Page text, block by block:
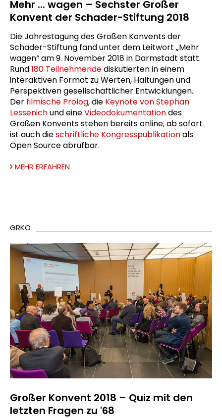
Mehr ... wagen – Sechster Großer
Konvent der Schader-Stiftung 2018
Die Jahrestagung des Großen Konvents der
Schader-Stiftung fand unter dem Leitwort „Mehr
wagen“ am 9. November 2018 in Darmstadt statt.
Rund180 Teilnehmendediskutierten in einem
interaktiven Format zu Werten, Haltungen und
Perspektiven gesellschaftlicher Entwicklungen.
Der filmische Prolog, die Keynote von Stephan
Lessenichund eineVideodokumentationdes
Großen Konvents stehen bereits online, ab sofort
ist auch dieschriftliche Kongresspublikationals
Open Source abrufbar.
MEHR ERFAHREN
GRKO
Großer Konvent 2018 – Quiz mit den
letzten Fragen zu '68